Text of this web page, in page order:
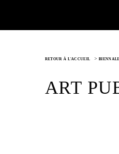
RETOUR À L'ACCUEIL >
ART